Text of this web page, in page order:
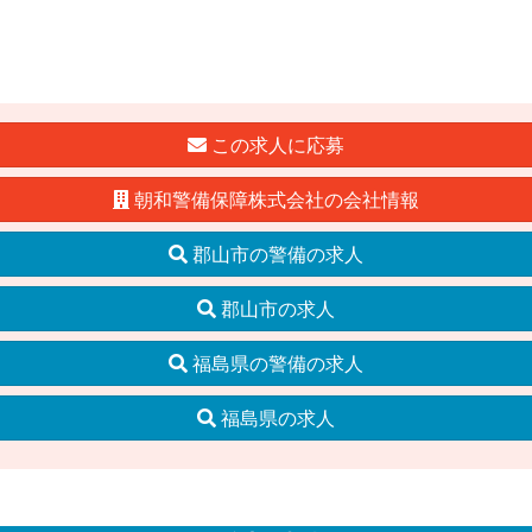
この求人に応募
朝和警備保障株式会社の会社情報
郡山市の警備の求人
郡山市の求人
福島県の警備の求人
福島県の求人